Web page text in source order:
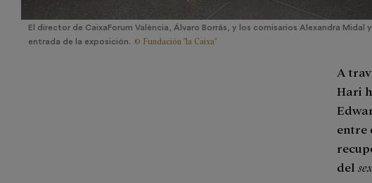
El director de CaixaForum València, Álvaro Borrás, y los comisarios Alexandra Midal
entrada de la exposición. © Fundación "la Caixa"
A
Hari
entre
del